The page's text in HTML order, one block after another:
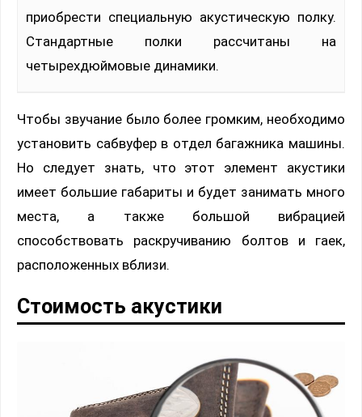
приобрести специальную акустическую полку.
Стандартные полки рассчитаны на
четырехдюймовые динамики.
Чтобы звучание было более громким, необходимо
установить сабвуфер в отдел багажника машины.
Но следует знать, что этот элемент акустики
имеет большие габариты и будет занимать много
места, а также большой вибрацией
способствовать раскручиванию болтов и гаек,
расположенных вблизи.
Стоимость акустики